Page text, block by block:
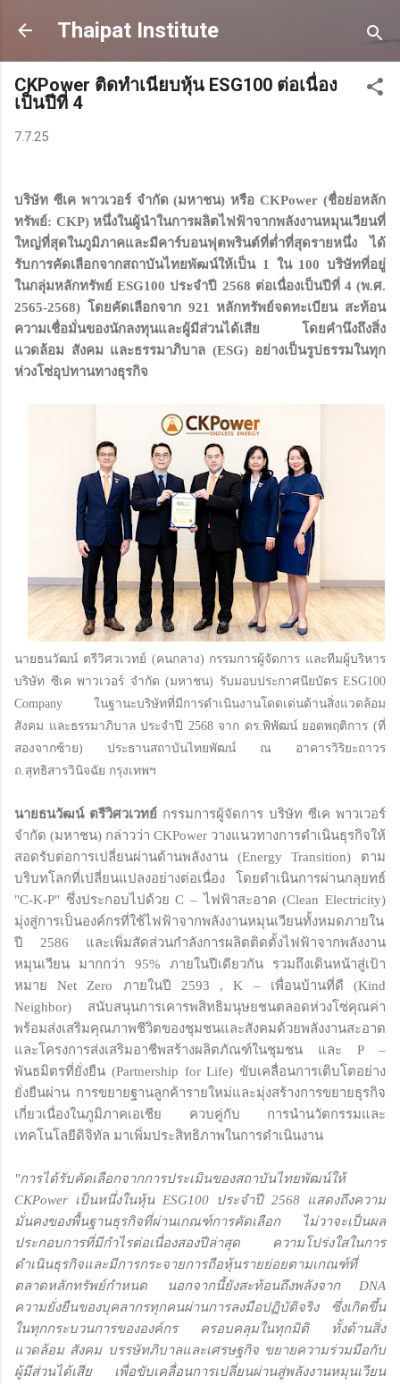
Skip to main content
Thaipat Institute
CKPower ติดทำเนียบหุ้น ESG100 ต่อเนื่อง
เป็นปีที่ 4
7.7.25
บริษัท ซีเค พาวเวอร์ จำกัด (มหาชน) หรือ CKPower (ชื่อย่อหลัก
ทรัพย์: CKP) หนึ่งในผู้นำในการผลิตไฟฟ้าจากพลังงานหมุนเวียนที่
ใหญ่ที่สุดในภูมิภาคและมีคาร์บอนฟุตพรินต์ที่ต่ำที่สุดรายหนึ่ง ได้
รับการคัดเลือกจากสถาบันไทยพัฒน์ให้เป็น 1 ใน 100 บริษัทที่อยู่
ในกลุ่มหลักทรัพย์ ESG100 ประจำปี 2568 ต่อเนื่องเป็นปีที่ 4 (พ.ศ.
2565-2568) โดยคัดเลือกจาก 921 หลักทรัพย์จดทะเบียน สะท้อน
ความเชื่อมั่นของนักลงทุนและผู้มีส่วนได้เสีย โดยคำนึงถึงสิ่ง
แวดล้อม สังคม และธรรมาภิบาล (ESG) อย่างเป็นรูปธรรมในทุก
ห่วงโซ่อุปทานทางธุรกิจ
นายธนวัฒน์ ตรีวิศวเวทย์ (คนกลาง) กรรมการผู้จัดการ และทีมผู้บริหาร
บริษัท ซีเค พาวเวอร์ จำกัด (มหาชน) รับมอบประกาศนียบัตร ESG100
Company ในฐานะบริษัทที่มีการดำเนินงานโดดเด่นด้านสิ่งแวดล้อม
สังคม และธรรมาภิบาล ประจำปี 2568 จาก ดร.พิพัฒน์ ยอดพฤติการ (ที่
สองจากซ้าย) ประธานสถาบันไทยพัฒน์ ณ อาคารวิริยะถาวร
ถ.สุทธิสารวินิจฉัย กรุงเทพฯ
นายธนวัฒน์ ตรีวิศวเวทย์ กรรมการผู้จัดการ บริษัท ซีเค พาวเวอร์
จำกัด (มหาชน) กล่าวว่า CKPower วางแนวทางการดำเนินธุรกิจให้
สอดรับต่อการเปลี่ยนผ่านด้านพลังงาน (Energy Transition) ตาม
บริบทโลกที่เปลี่ยนแปลงอย่างต่อเนื่อง โดยดำเนินการผ่านกลุยทธ์
"C-K-P" ซึ่งประกอบไปด้วย C – ไฟฟ้าสะอาด (Clean Electricity)
มุ่งสู่การเป็นองค์กรที่ใช้ไฟฟ้าจากพลังงานหมุนเวียนทั้งหมดภายใน
ปี 2586 และเพิ่มสัดส่วนกำลังการผลิตติดตั้งไฟฟ้าจากพลังงาน
หมุนเวียน มากกว่า 95% ภายในปีเดียวกัน รวมถึงเดินหน้าสู่เป้า
หมาย Net Zero ภายในปี 2593 , K – เพื่อนบ้านที่ดี (Kind
Neighbor) สนับสนุนการเคารพสิทธิมนุษยชนตลอดห่วงโซ่คุณค่า
พร้อมส่งเสริมคุณภาพชีวิตของชุมชนและสังคมด้วยพลังงานสะอาด
และโครงการส่งเสริมอาชีพสร้างผลิตภัณฑ์ในชุมชน และ P –
พันธมิตรที่ยั่งยืน (Partnership for Life) ขับเคลื่อนการเติบโตอย่าง
ยั่งยืนผ่าน การขยายฐานลูกค้ารายใหม่และมุ่งสร้างการขยายธุรกิจ
เกี่ยวเนื่องในภูมิภาคเอเชีย ควบคู่กับ การนำนวัตกรรมและ
เทคโนโลยีดิจิทัล มาเพิ่มประสิทธิภาพในการดำเนินงาน
"การได้รับคัดเลือกจากการประเมินของสถาบันไทยพัฒน์ให้
CKPower เป็นหนึ่งในหุ้น ESG100 ประจำปี 2568 แสดงถึงความ
มั่นคงของพื้นฐานธุรกิจที่ผ่านเกณฑ์การคัดเลือก ไม่วาจะเป็นผล
ประกอบการที่มีกำไรต่อเนื่องสองปีล่าสุด ความโปร่งใสในการ
ดำเนินธุรกิจและมีการกระจายการถือหุ้นรายย่อยตามเกณฑ์ที่
ตลาดหลักทรัพย์กำหนด นอกจากนี้ยังสะท้อนถึงพลังจาก DNA
ความยั่งยืนของบุคลากรทุกคนผ่านการลงมือปฏิบัติจริง ซึ่งเกิดขึ้น
ในทุกกระบวนการขององค์กร ครอบคลุมในทุกมิติ ทั้งด้านสิ่ง
แวดล้อม สังคม บรรษัทภิบาลและเศรษฐกิจ ขยายความร่วมมือกับ
ผู้มีส่วนได้เสีย เพื่อขับเคลื่อนการเปลี่ยนผ่านสู่พลังงานหมุนเวียน